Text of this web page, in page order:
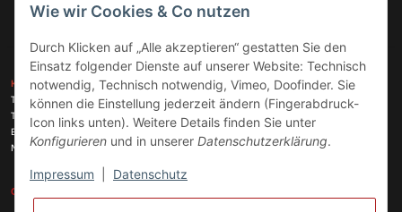
Abonnieren
KONTAKT
Telefon:+49 (0)6074 816 08 0
Telefax:
+49 (0)6074 215 08 60
E-Mail:
info@meinhausgeraetedoc.de
Max Planck Str. 6 c, 63322 Rödermark
GESETZLICHE INFORMATIONEN
ZAHLUNGSARTEN
VERSANDARTEN
Wie wir Cookies & Co nutzen
Durch Klicken auf „Alle akzeptieren“ gestatten Sie den
Einsatz folgender Dienste auf unserer Website: Technisch
notwendig, Technisch notwendig, Vimeo, Doofinder. Sie
können die Einstellung jederzeit ändern (Fingerabdruck-
Icon links unten). Weitere Details finden Sie unter
Konfigurieren und in unserer Datenschutzerklärung.
Impressum Datenschutz